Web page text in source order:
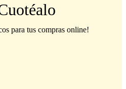
para tus compras online!